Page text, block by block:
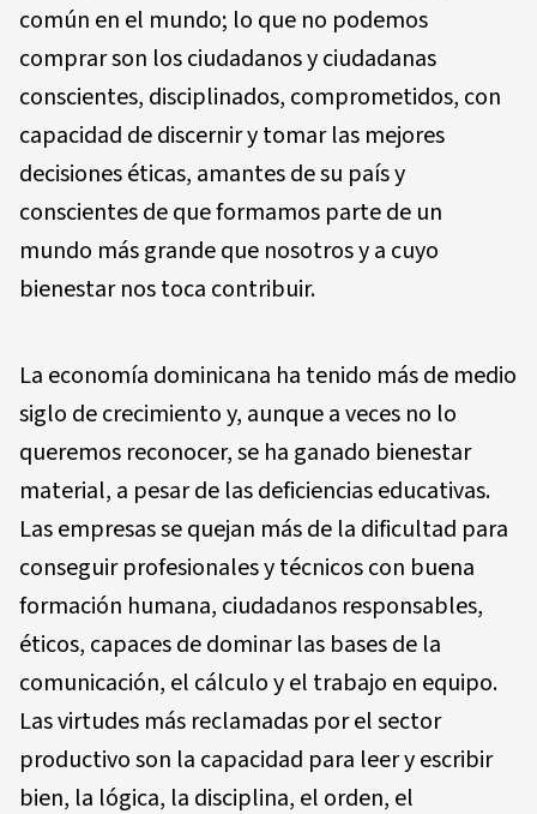
común en el mundo; lo que no podemos
comprar son los ciudadanos y ciudadanas
conscientes, disciplinados, comprometidos, con
capacidad de discernir y tomar las mejores
decisiones éticas, amantes de su país y
conscientes de que formamos parte de un
mundo más grande que nosotros y a cuyo
bienestar nos toca contribuir.
La economía dominicana ha tenido más de medio
siglo de crecimiento y, aunque a veces no lo
queremos reconocer, se ha ganado bienestar
material, a pesar de las deficiencias educativas.
Las empresas se quejan más de la dificultad para
conseguir profesionales y técnicos con buena
formación humana, ciudadanos responsables,
éticos, capaces de dominar las bases de la
comunicación, el cálculo y el trabajo en equipo.
Las virtudes más reclamadas por el sector
productivo son la capacidad para leer y escribir
bien, la lógica, la disciplina, el orden, el